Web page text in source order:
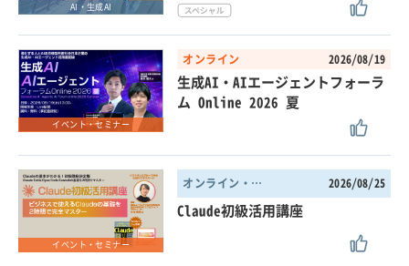
AI・生成AI
イベント・セミナー
オンライン 2026/08/19
生成AI・AIエージェントフォーラ
ム Online 2026 夏
イベント・セミナー
オンライン・東京都 2026/08/25
Claude初級活用講座